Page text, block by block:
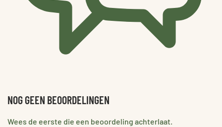
NOG GEEN BEOORDELINGEN
Wees de eerste die een beoordeling achterlaat.